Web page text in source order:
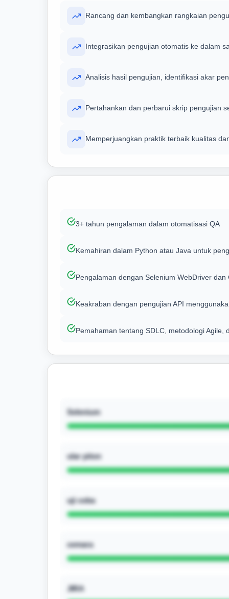
Rancang dan kembangkan rangkaian
Integrasikan pengujian otomatis ke dalam
Analisis hasil pengujian, identifikasi akar
Pertahankan dan perbarui skrip pengujian
Memperjuangkan praktik terbaik kualitas
3+ tahun pengalaman dalam otomatisasi QA
Kemahiran dalam Python atau Java untuk
Pengalaman dengan Selenium WebDriver
Keakraban dengan pengujian API
Pemahaman tentang SDLC, metodologi Agile,
Selenium
ular piton
uji coba
cemara
JIRA